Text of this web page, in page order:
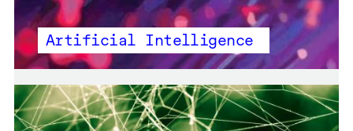
Artificial Intelligence